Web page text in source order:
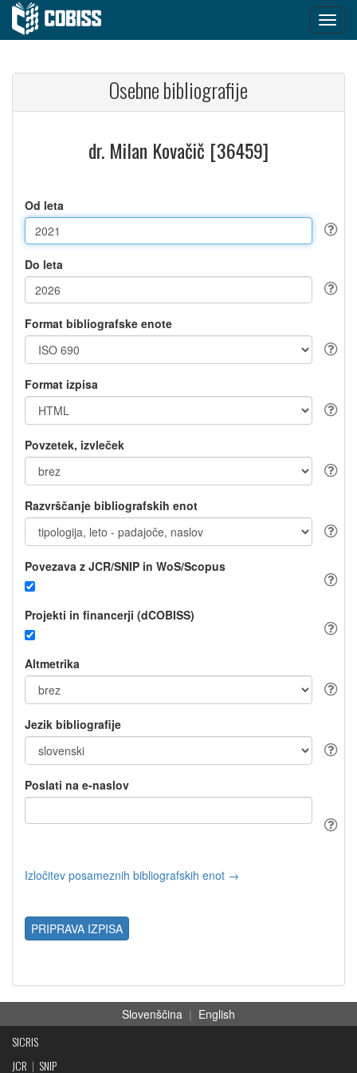
Osebne bibliografije
dr. Milan Kovačič [36459]
Od leta
Do leta
Format bibliografske enote
Format izpisa
Povzetek, izvleček
Razvrščanje bibliografskih enot
Povezava z JCR/SNIP in WoS/Scopus
Projekti in financerji (dCOBISS)
Altmetrika
Jezik bibliografije
Poslati na e-naslov
Izločitev posameznih bibliografskih enot →
PRIPRAVA IZPISA
Slovenščina | English
SICRIS
JCR | SNIP